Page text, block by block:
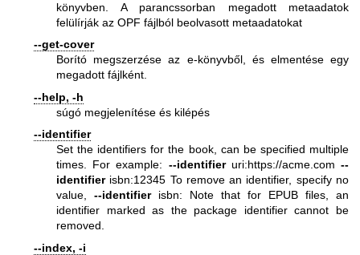
könyvben. A parancssorban megadott metaadatok
felülírják az OPF fájlból beolvasott metaadatokat
--get-cover
Borító megszerzése az e-könyvből, és elmentése egy
megadott fájlként.
--help, -h
súgó megjelenítése és kilépés
--identifier
Set the identifiers for the book, can be specified multiple
times. For example: --identifieruri:https://acme.com --
identifierisbn:12345 To remove an identifier, specify no
value, --identifierisbn: Note that for EPUB files, an
identifier marked as the package identifier cannot be
removed.
--index, -i